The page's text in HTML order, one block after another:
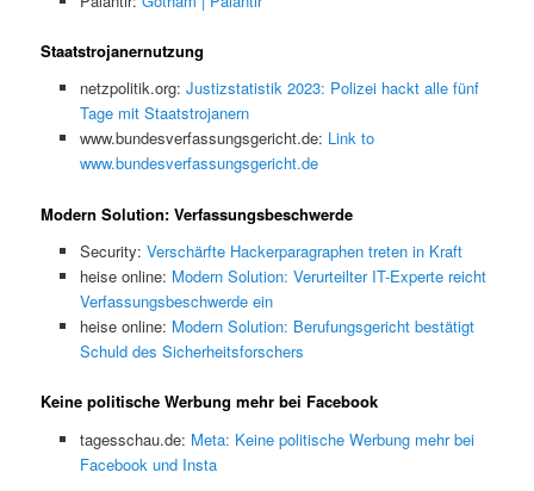
Staatstrojanernutzung
netzpolitik.org: Justizstatistik 2023: Polizei hackt alle fünf
Tage mit Staatstrojanern
www.bundesverfassungsgericht.de: Link to
www.bundesverfassungsgericht.de
Modern Solution: Verfassungsbeschwerde
Security: Verschärfte Hackerparagraphen treten in Kraft
heise online: Modern Solution: Verurteilter IT-Experte reicht
Verfassungsbeschwerde ein
heise online: Modern Solution: Berufungsgericht bestätigt
Schuld des Sicherheitsforschers
Keine politische Werbung mehr bei Facebook
tagesschau.de: Meta: Keine politische Werbung mehr bei
Facebook und Insta